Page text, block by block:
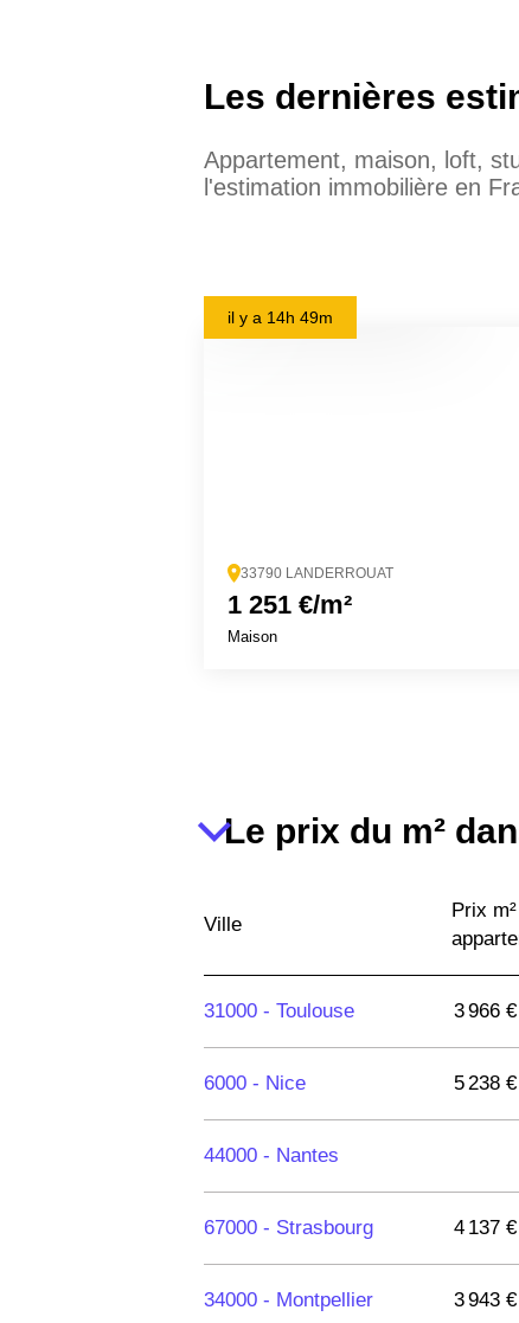
Les dernières
Appartement, maison, loft,
l'estimation immobilière en
il y a 14h 49m
33790 LANDERROUAT
1 251 €/m²
Maison
Le prix du m²
Ville
Prix
31000 - Toulouse 3 966 €
6000 - Nice 5 238 €
44000 - Nantes
67000 - Strasbourg 4 137 €
34000 - Montpellier 3 943 €